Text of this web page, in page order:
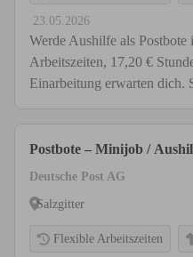
23.05.2026
Werde Aushilfe als
Arbeitszeiten, 17,20 €
Einarbeitung erwarten dich.
Postbote – Minijob /
Deutsche Post AG
Salzgitter
Flexible Arbeitszeiten